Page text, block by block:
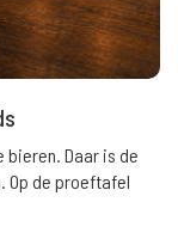
bieren. Daar is de
Op de proeftafel